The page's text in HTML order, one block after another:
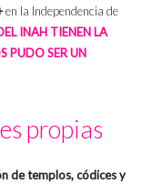
en la Independencia de
INAH TIENEN LA
PUDO SER UN
propias
de templos, códices y